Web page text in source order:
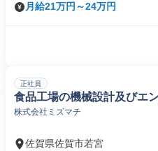
月給21万円～24万円
正社員
食品工場の機械設計及びエ
株式会社ミズマチ
佐賀県佐賀市若宮